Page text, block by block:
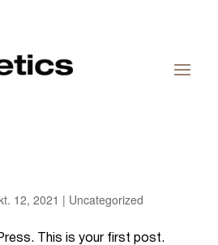
12, 2021 | Uncategorized
This is your first post.